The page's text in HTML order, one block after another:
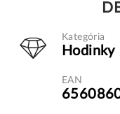
Kategória
Hodinky
EAN